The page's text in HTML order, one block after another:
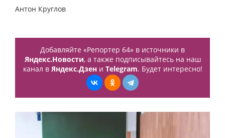
Антон Круглов
Добавляйте «Репортер 64» в источники в
Яндекс.Новости, а также подписывайтесь на наш
канал в Яндекс.Дзени Telegram. Будет интересно!